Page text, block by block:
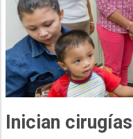
Inician